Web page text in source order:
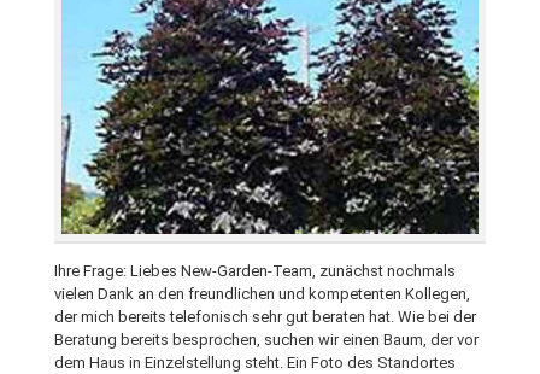
Ihre Frage: Liebes New-Garden-Team, zunächst nochmals
vielen Dank an den freundlichen und kompetenten Kollegen,
der mich bereits telefonisch sehr gut beraten hat. Wie bei der
Beratung bereits besprochen, suchen wir einen Baum, der vor
dem Haus in Einzelstellung steht. Ein Foto des Standortes